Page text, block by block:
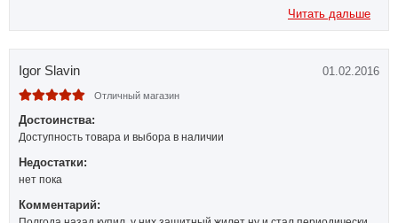
Читать дальше
Igor Slavin 01.02.2016
Отличный магазин
Достоинства:
Доступность товара и выбора в наличии
Недостатки:
нет пока
Комментарий: